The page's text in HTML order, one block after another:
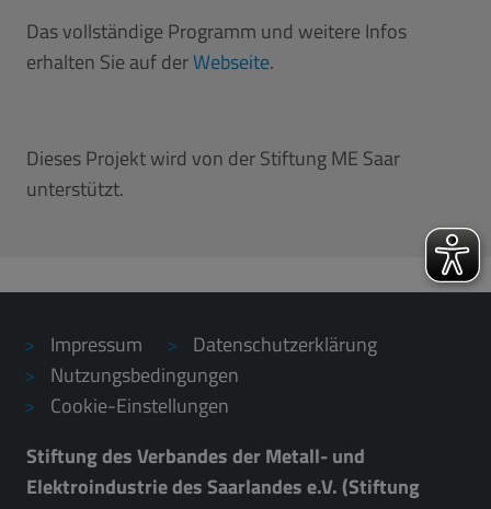
Das vollständige Programm und weitere Infos
erhalten Sie auf derWebseite.
Dieses Projekt wird von der Stiftung ME Saar
unterstützt.
Impressum
Datenschutzerklärung
Nutzungsbedingungen
Cookie-Einstellungen
Stiftung des Verbandes der Metall- und
Elektroindustrie des Saarlandes e.V. (Stiftung